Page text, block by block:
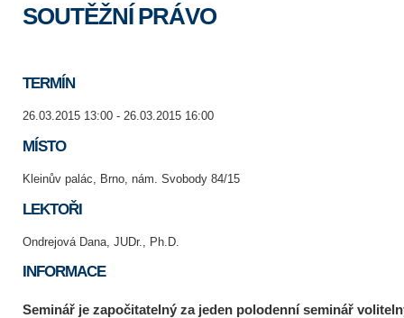
SOUTĚŽNÍ PRÁVO
TERMÍN
26.03.2015 13:00 - 26.03.2015 16:00
MÍSTO
Kleinův palác, Brno, nám. Svobody 84/15
LEKTOŘI
Ondrejová Dana, JUDr., Ph.D.
INFORMACE
Seminář je započitatelný za jeden polodenní seminář